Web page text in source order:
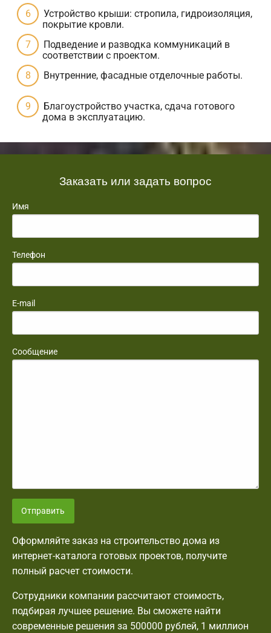
Устройство крыши: стропила, гидроизоляция,
покрытие кровли.
Подведение и разводка коммуникаций в
соответствии с проектом.
Внутренние, фасадные отделочные работы.
Благоустройство участка, сдача готового
дома в эксплуатацию.
Заказать или задать вопрос
Имя
Телефон
E-mail
Сообщение
Отправить
Оформляйте заказ на строительство дома из
интернет-каталога готовых проектов, получите
полный расчет стоимости.
Сотрудники компании рассчитают стоимость,
подбирая лучшее решение. Вы сможете найти
современные решения за 500000 рублей, 1 миллион